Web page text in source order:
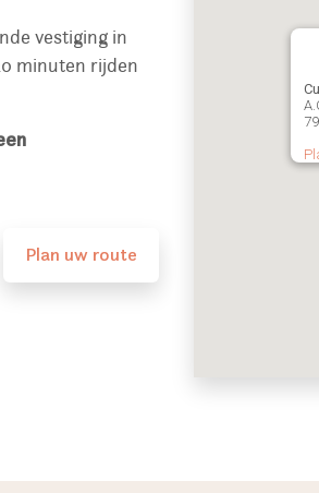
vestiging in
minuten rijden
Plan uw route